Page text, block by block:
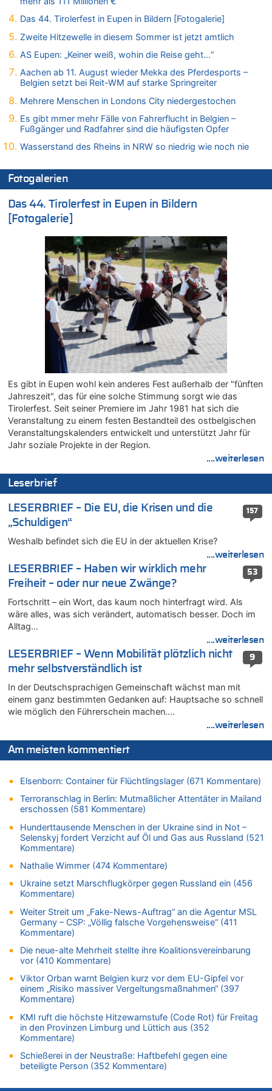
08.08.2026 - 22:23 von Marcel Scholzen Eimerscheid zu
Politischer Eklat bei der Gedenkfeier in Marcinelle – Meloni:
LESERBRIEF – Für lokale, dezentrale Energieproduktion
08.08.2026 - 22:09 von Frage zu
Leipzig, Mechernich und die Frage: Wer steckt hinter den
Drohnen mit Strengstoff? War es Russland?
08.08.2026 - 22:07 von Shari zu
Belgier knackt Jackpot bei Lotterie EuroMillions und gewinnt
Leipzig, Mechernich und die Frage: Wer steckt hinter den
Drohnen mit Strengstoff? War es Russland?
08.08.2026 - 21:33 von Frage zu
Zwölf Jahre nach Aachener Bankraub: 70-Jähriger gefasst
08.08.2026 - 21:28 von Noah Parmentier zu
Leipzig, Mechernich und die Frage: Wer steckt hinter den
Drohnen mit Strengstoff? War es Russland?
08.08.2026 - 21:11 von Mungo zu
Leipzig, Mechernich und die Frage: Wer steckt hinter den
Drohnen mit Strengstoff? War es Russland?
08.08.2026 - 20:49 von Marcel Scholzen Eimerscheid zu
Leipzig, Mechernich und die Frage: Wer steckt hinter den
Drohnen mit Strengstoff? War es Russland?
08.08.2026 - 20:34 von Dax zu
Wasserstand des Rheins in NRW so niedrig wie noch nie
Leipzig, Mechernich und die Frage: Wer steckt hinter den
Drohnen mit Strengstoff? War es Russland?
08.08.2026 - 20:20 von Joseph Meyer zu
Leipzig, Mechernich und die Frage: Wer steckt hinter den
Drohnen mit Strengstoff? War es Russland?
Zwölf Jahre nach Aachener Bankraub: 70-Jähriger gefasst
08.08.2026 - 20:17 von Russentrolle zu
Leipzig, Mechernich und die Frage: Wer steckt hinter den
Drohnen mit Strengstoff? War es Russland?
08.08.2026 - 20:16 von Dax zu
Wasserstand des Rheins in NRW so niedrig wie noch nie
Zweite Hitzewelle in diesem Sommer ist jetzt amtlich
08.08.2026 - 20:09 von Dax zu
Zweite Hitzewelle in diesem Sommer ist jetzt amtlich
08.08.2026 - 20:06 von Dax zu
Zweite Hitzewelle in diesem Sommer ist jetzt amtlich
Leipzig, Mechernich und die Frage: Wer steckt hinter den
Drohnen mit Strengstoff? War es Russland?
08.08.2026 - 18:48 von Marcel Scholzen Eimerscheid zu
Leipzig, Mechernich und die Frage: Wer steckt hinter den
Drohnen mit Strengstoff? War es Russland?
Leipzig, Mechernich und die Frage: Wer steckt hinter den
Drohnen mit Strengstoff? War es Russland?
Leipzig, Mechernich und die Frage: Wer steckt hinter den
Drohnen mit Strengstoff? War es Russland?
08.08.2026 - 18:07 von Hubert F. zu
Belgier knackt Jackpot bei Lotterie EuroMillions und gewinnt
mehr als 111 Millionen €
08.08.2026 - 17:46 von Der Alte zu
Belgier knackt Jackpot bei Lotterie EuroMillions und gewinnt
08.08.2026 - 17:45 von Der Alte zu
08.08.2026 - 17:43 von Der Alte zu
Leipzig, Mechernich und die Frage: Wer steckt hinter den
Drohnen mit Strengstoff? War es Russland?
08.08.2026 - 17:16 von Bingo zu
Zweite Hitzewelle in diesem Sommer ist jetzt amtlich
08.08.2026 - 16:20 von Russentrolle zu
Leipzig, Mechernich und die Frage: Wer steckt hinter den
Drohnen mit Strengstoff? War es Russland?
08.08.2026 - 15:34 von JoKrings zu
Leipzig, Mechernich und die Frage: Wer steckt hinter den
Drohnen mit Strengstoff? War es Russland?
08.08.2026 - 15:32 von 5/11 zu
Das 44. Tirolerfest in Eupen in Bildern [Fotogalerie]
Zweite Hitzewelle in diesem Sommer ist jetzt amtlich
AS Eupen: „Keiner weiß, wohin die Reise geht…“
Aachen ab 11. August wieder Mekka des Pferdesports –
Belgien setzt bei Reit-WM auf starke Springreiter
Mehrere Menschen in Londons City niedergestochen
Es gibt mmer mehr Fälle von Fahrerflucht in Belgien –
Fußgänger und Radfahrer sind die häufigsten Opfer
Wasserstand des Rheins in NRW so niedrig wie noch nie
Fotogalerien
Das 44. Tirolerfest in Eupen in Bildern
[Fotogalerie]
Es gibt in Eupen wohl kein anderes Fest außerhalb der "fünften
Jahreszeit", das für eine solche Stimmung sorgt wie das
Tirolerfest. Seit seiner Premiere im Jahr 1981 hat sich die
Veranstaltung zu einem festen Bestandteil des ostbelgischen
Veranstaltungskalenders entwickelt und unterstützt Jahr für
Jahr soziale Projekte in der Region.
....weiterlesen
Leserbrief
157
LESERBRIEF – Die EU, die Krisen und die
„Schuldigen“
Weshalb befindet sich die EU in der aktuellen Krise?
....weiterlesen
53
LESERBRIEF – Haben wir wirklich mehr
Freiheit – oder nur neue Zwänge?
Fortschritt – ein Wort, das kaum noch hinterfragt wird. Als
wäre alles, was sich verändert, automatisch besser. Doch im
Alltag…
....weiterlesen
9
LESERBRIEF – Wenn Mobilität plötzlich nicht
mehr selbstverständlich ist
In der Deutschsprachigen Gemeinschaft wächst man mit
einem ganz bestimmten Gedanken auf: Hauptsache so schnell
wie möglich den Führerschein machen….
....weiterlesen
Am meisten kommentiert
Elsenborn: Container für Flüchtlingslager (671 Kommentare)
Terroranschlag in Berlin: Mutmaßlicher Attentäter in Mailand
erschossen (581 Kommentare)
Hunderttausende Menschen in der Ukraine sind in Not –
Selenskyj fordert Verzicht auf Öl und Gas aus Russland (521
Kommentare)
Nathalie Wimmer (474 Kommentare)
Ukraine setzt Marschflugkörper gegen Russland ein (456
Kommentare)
Weiter Streit um „Fake-News-Auftrag“ an die Agentur MSL
Germany – CSP: „Völlig falsche Vorgehensweise“ (411
Kommentare)
Die neue-alte Mehrheit stellte ihre Koalitionsvereinbarung
vor (410 Kommentare)
Viktor Orban warnt Belgien kurz vor dem EU-Gipfel vor
einem „Risiko massiver Vergeltungsmaßnahmen“ (397
Kommentare)
KMI ruft die höchste Hitzewarnstufe (Code Rot) für Freitag
in den Provinzen Limburg und Lüttich aus (352
Kommentare)
Schießerei in der Neustraße: Haftbefehl gegen eine
beteiligte Person (352 Kommentare)